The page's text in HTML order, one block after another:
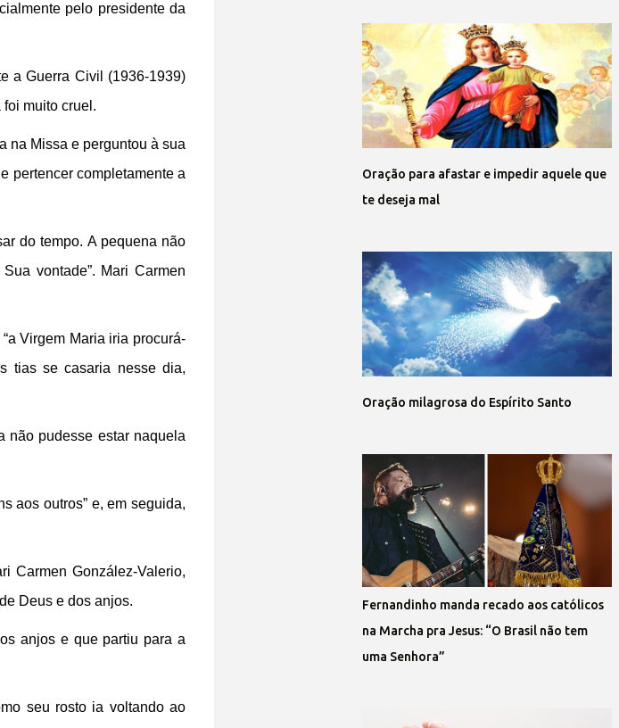
pelo presidente da
a Guerra Civil (1936-1939)
muito cruel.
na Missa e perguntou à sua
pertencer completamente a
do tempo. A pequena não
vontade”. Mari Carmen
Virgem Maria iria procurá-
tias se casaria nesse dia,
não pudesse estar naquela
aos outros” e, em seguida,
Carmen González-Valerio,
Deus e dos anjos.
anjos e que partiu para a
seu rosto ia voltando ao
Oração para afastar e impedir aquele que
te deseja mal
Oração milagrosa do Espírito Santo
Fernandinho manda recado aos católicos
na Marcha pra Jesus: “O Brasil não tem
uma Senhora”